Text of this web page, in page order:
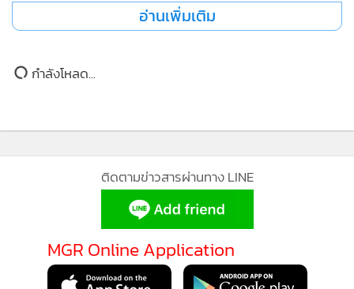
อ่านเพิ่มเติม
กำลังโหลด...
ติดตามข่าวสารผ่านทาง LINE
MGR Online Application